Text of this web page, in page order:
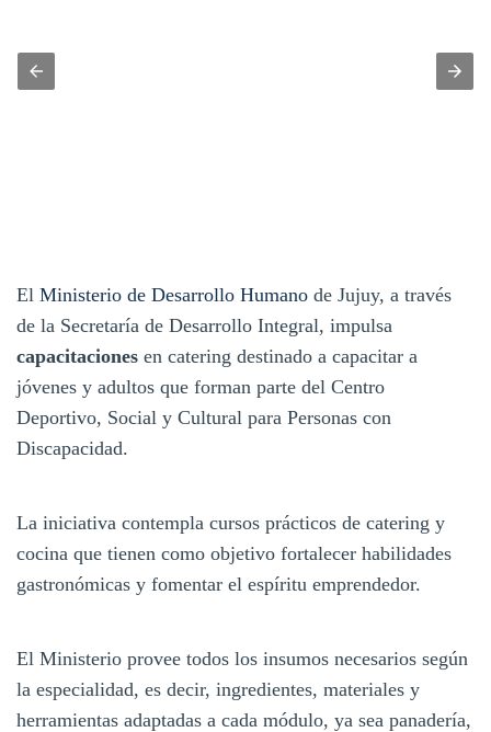
El Ministerio de Desarrollo Humano de Jujuy, a través
de la Secretaría de Desarrollo Integral, impulsa
capacitaciones en catering destinado a capacitar a
jóvenes y adultos que forman parte del Centro
Deportivo, Social y Cultural para Personas con
Discapacidad.
La iniciativa contempla cursos prácticos de catering y
cocina que tienen como objetivo fortalecer habilidades
gastronómicas y fomentar el espíritu emprendedor.
El Ministerio provee todos los insumos necesarios según
la especialidad, es decir, ingredientes, materiales y
herramientas adaptadas a cada módulo, ya sea panadería,